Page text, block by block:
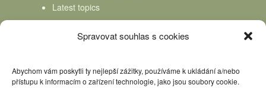
Spravovat souhlas s cookies
Abychom vám poskytli ty nejlepší zážitky, používáme k ukládání a/nebo
přístupu k informacím o zařízení technologie, jako jsou soubory cookie.
Latest topics
Topics Freshness